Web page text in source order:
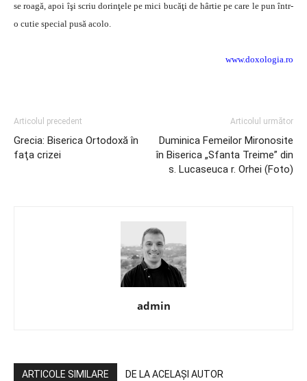
se roagă, apoi îşi scriu dorinţele pe mici bucăţi de hârtie pe care le pun într-
o cutie special pusă acolo.
www.doxologia.ro
Articolul precedent
Grecia: Biserica Ortodoxă în
faţa crizei
Articolul următor
Duminica Femeilor Mironosite
în Biserica „Sfanta Treime” din
s. Lucaseuca r. Orhei (Foto)
admin
ARTICOLE SIMILARE DE LA ACELAȘI AUTOR